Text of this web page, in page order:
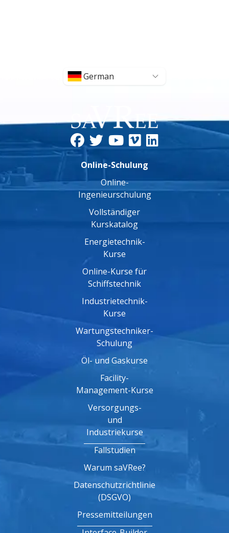
German
Online-Schulung
Online-
Ingenieurschulung
Vollständiger
Kurskatalog
Energietechnik-
Kurse
Online-Kurse für
Schiffstechnik
Industrietechnik-
Kurse
Wartungstechniker-
Schulung
Öl- und Gaskurse
Facility-
Management-Kurse
Versorgungs-
und
Industriekurse
Fallstudien
Warum saVRee?
Datenschutzrichtlinie
(DSGVO)
Pressemitteilungen